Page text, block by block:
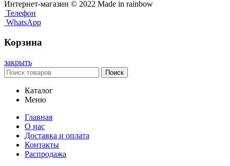
Интернет-магазин © 2022 Made in rainbow
Телефон
WhatsApp
Корзина
закрыть
Поиск
Каталог
Меню
Главная
О нас
Доставка и оплата
Контакты
Распродажа